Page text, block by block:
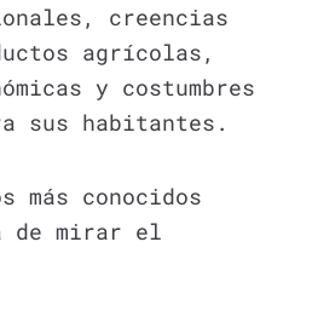
creencias
agrícolas,
y costumbres
sus habitantes.
más conocidos
de mirar el